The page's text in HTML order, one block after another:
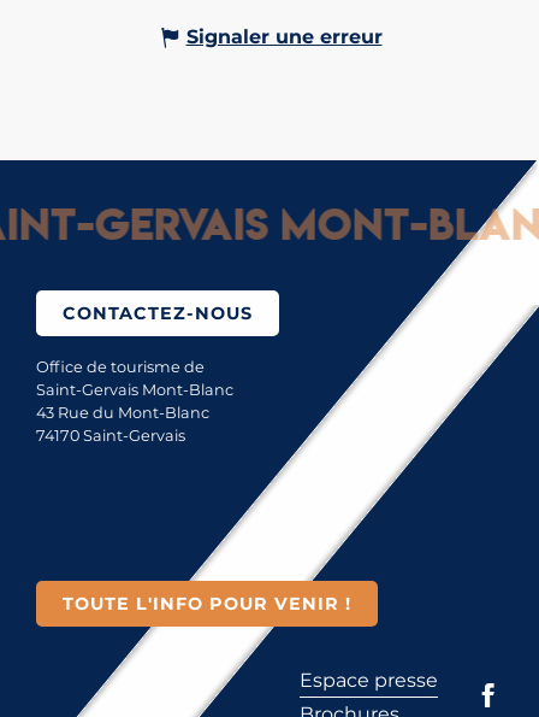
Signaler une erreur
Gervais Mont-Blanc
CONTACTEZ-NOUS
Office de tourisme de
Saint-Gervais Mont-Blanc
43 Rue du Mont-Blanc
74170 Saint-Gervais
TOUTE L'INFO POUR VENIR !
Espace presse